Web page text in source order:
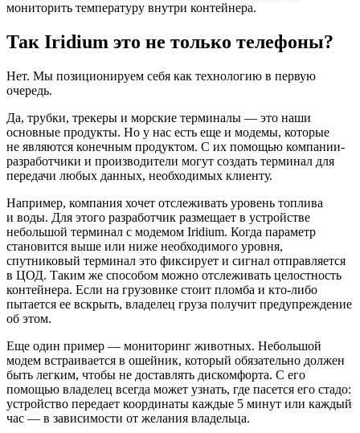
мониторить температуру внутри контейнера.
Так Iridium это не только телефоны?
Нет. Мы позиционируем себя как технологию в первую
очередь.
Да, трубки, трекеры и морские терминалы — это наши
основные продукты. Но у нас есть еще и модемы, которые
не являются конечным продуктом. С их помощью компании-
разработчики и производители могут создать терминал для
передачи любых данных, необходимых клиенту.
Например, компания хочет отслеживать уровень топлива
и воды. Для этого разработчик размещает в устройстве
небольшой терминал с модемом Iridium. Когда параметр
становится выше или ниже необходимого уровня,
спутниковый терминал это фиксирует и сигнал отправляется
в ЦОД. Таким же способом можно отслеживать целостность
контейнера. Если на грузовике стоит пломба и кто-либо
пытается ее вскрыть, владелец груза получит предупреждение
об этом.
Еще один пример — мониторинг животных. Небольшой
модем встраивается в ошейник, который обязательно должен
быть легким, чтобы не доставлять дискомфорта. С его
помощью владелец всегда может узнать, где пасется его стадо:
устройство передает координаты каждые 5 минут или каждый
час — в зависимости от желания владельца.